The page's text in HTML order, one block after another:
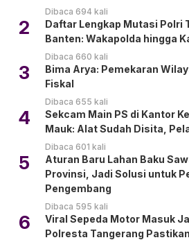
Dibaca 694 kali
2
Daftar Lengkap Mutasi Polri
Banten: Wakapolda hingga
Dibaca 660 kali
3
Bima Arya: Pemekaran
Fiskal
Dibaca 655 kali
4
Sekcam Main PS di Kantor
Mauk: Alat Sudah Disita,
Dibaca 601 kali
5
Aturan Baru Lahan Baku
Provinsi, Jadi Solusi untuk
Pengembang
Dibaca 595 kali
6
Viral Sepeda Motor Masuk
Polresta Tangerang